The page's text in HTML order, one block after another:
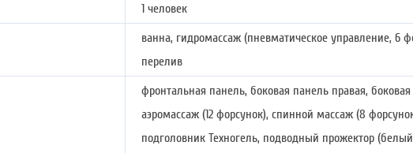
1 человек
ванна, гидромассаж (пневматическое управление, 6
перелив
фронтальная панель, боковая панель правая,
аэромассаж (12 форсунок), спинной массаж (8
подголовник Техногель, подводный прожектор